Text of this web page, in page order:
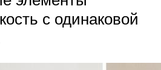
с одинаковой